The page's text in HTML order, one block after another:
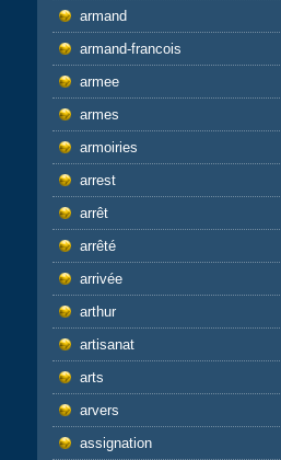
armand
armand-francois
armee
armes
armoiries
arrest
arrêt
arrêté
arrivée
arthur
artisanat
arts
arvers
assignation